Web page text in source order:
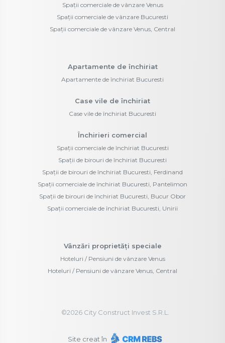
Spații comerciale de vânzare Venus
Spații comerciale de vânzare Bucuresti
Spații comerciale de vânzare Venus, Central
Apartamente de închiriat
Apartamente de închiriat Bucuresti
Case vile de închiriat
Case vile de închiriat Bucuresti
Închirieri comercial
Spații comerciale de închiriat Bucuresti
Spații de birouri de închiriat Bucuresti
Spații de birouri de închiriat Bucuresti, Ferdinand
Spații comerciale de închiriat Bucuresti, Pantelimon
Spații de birouri de închiriat Bucuresti, Bucur Obor
Spații comerciale de închiriat Bucuresti, Unirii
Vânzări proprietăți speciale
Hoteluri / Pensiuni de vânzare Venus
Hoteluri / Pensiuni de vânzare Venus, Central
©2026City Construct Invest S.R.L.
Site creat în